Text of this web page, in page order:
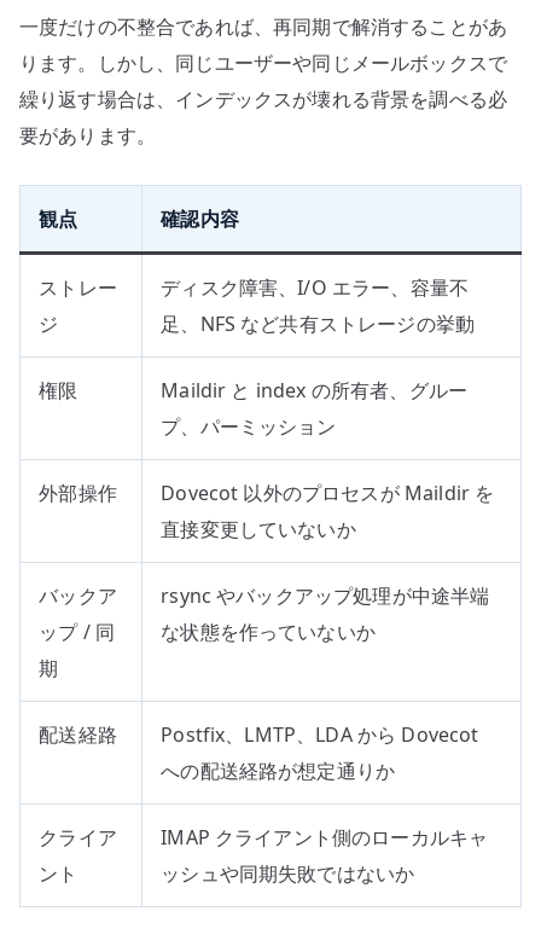
一度だけの不整合であれば、再同期で解消することがあ
ります。しかし、同じユーザーや同じメールボックスで
繰り返す場合は、インデックスが壊れる背景を調べる必
要があります。
観点 確認内容
ストレー
ジ
ディスク障害、I/O エラー、容量不
足、NFS など共有ストレージの挙動
権限
Maildir と index の所有者、グルー
プ、パーミッション
外部操作
Dovecot 以外のプロセスが Maildir を
直接変更していないか
バックア
ップ / 同
期
rsync やバックアップ処理が中途半端
な状態を作っていないか
配送経路
Postfix、LMTP、LDA から Dovecot
への配送経路が想定通りか
クライア
ント
IMAP クライアント側のローカルキャ
ッシュや同期失敗ではないか